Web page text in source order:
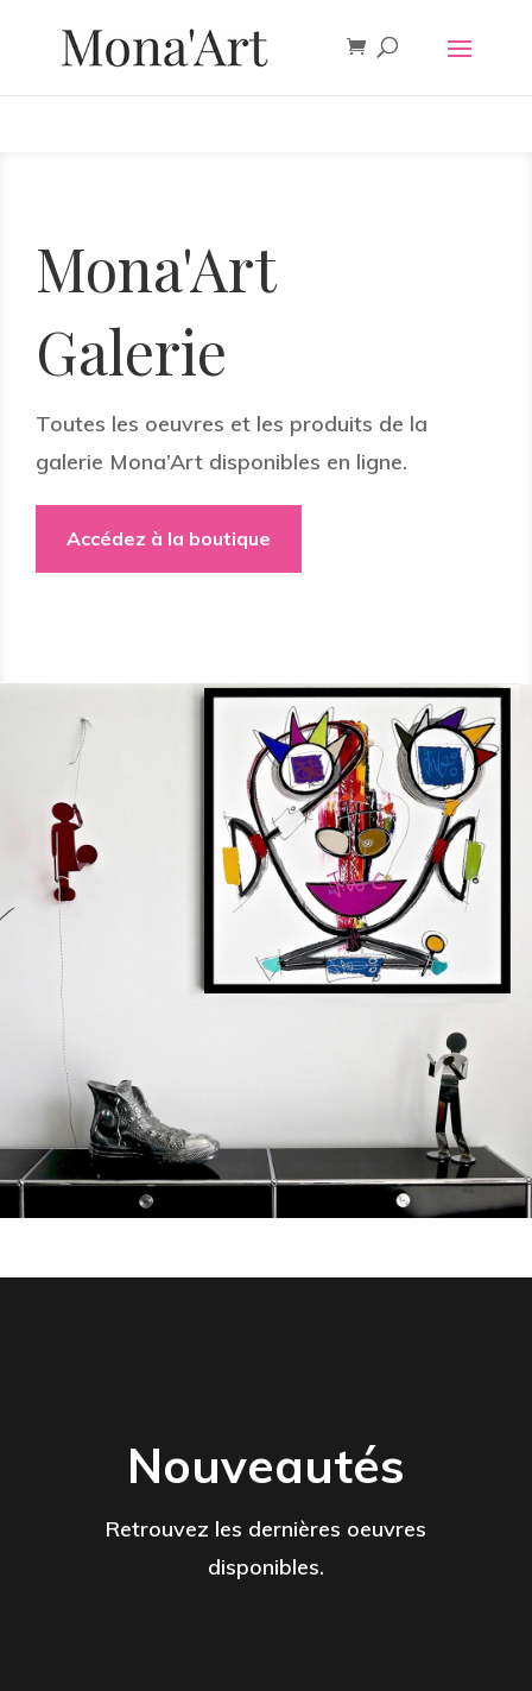
Mona'Art
Galerie
Toutes les oeuvres et les produits de la
galerie Mona’Art disponibles en ligne.
Accédez à la boutique
Nouveautés
Retrouvez les dernières oeuvres
disponibles.